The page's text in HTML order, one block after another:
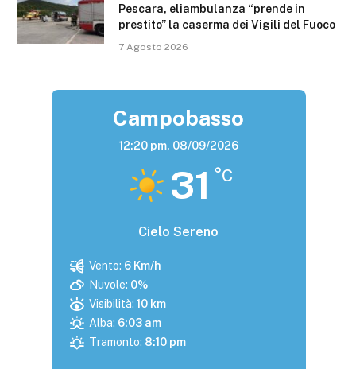
Pescara, eliambulanza “prende in
prestito” la caserma dei Vigili del Fuoco
7 Agosto 2026
Campobasso
12:20 pm, 08/09/2026
31 °C
Cielo Sereno
Vento: 6 Km/h
Nuvole: 0%
Visibilità: 10 km
Alba: 6:03 am
Tramonto: 8:10 pm